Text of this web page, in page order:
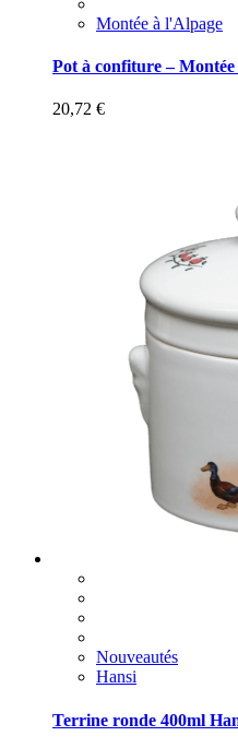
Montée à l'Alpage
Pot à confiture – Montée
20,72 €
Nouveautés
Hansi
Terrine ronde 400ml